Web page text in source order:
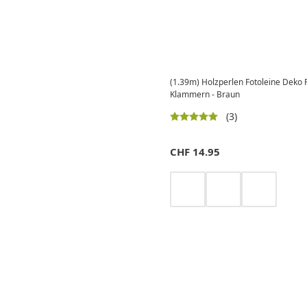
(1.39m) Holzperlen Fotoleine
Klammern - Braun
(3)
CHF 14.95